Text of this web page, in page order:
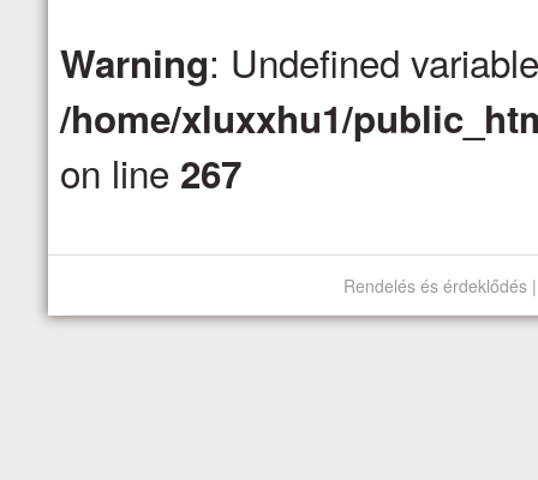
Warning: Undefined
/home/xluxxhu1/
on line 267
Rendelés és érdeklődés